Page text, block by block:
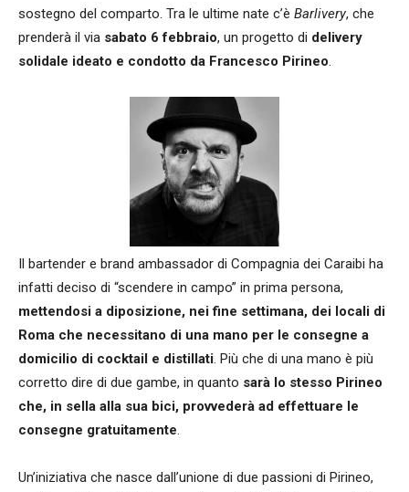
sostegno del comparto. Tra le ultime nate c’è Barlivery, che
prenderà il via sabato 6 febbraio, un progetto di delivery
solidale ideato e condotto da Francesco Pirineo.
Il bartender e brand ambassador di Compagnia dei Caraibi ha
infatti deciso di “scendere in campo” in prima persona,
mettendosi a diposizione, nei fine settimana, dei locali di
Roma che necessitano di una mano per le consegne a
domicilio di cocktail e distillati. Più che di una mano è più
corretto dire di due gambe, in quanto sarà lo stesso Pirineo
che, in sella alla sua bici, provvederà ad effettuare le
consegne gratuitamente.
Un’iniziativa che nasce dall’unione di due passioni di Pirineo,